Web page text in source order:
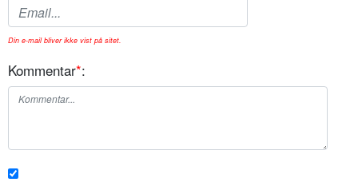
Din e-mail bliver ikke vist på sitet.
Kommentar*: